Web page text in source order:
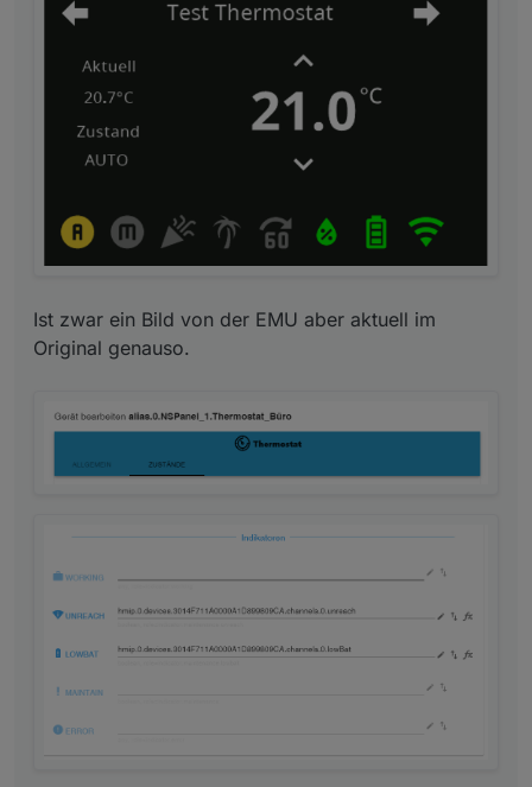
Ist zwar ein Bild von der EMU aber aktuell im
Original genauso.